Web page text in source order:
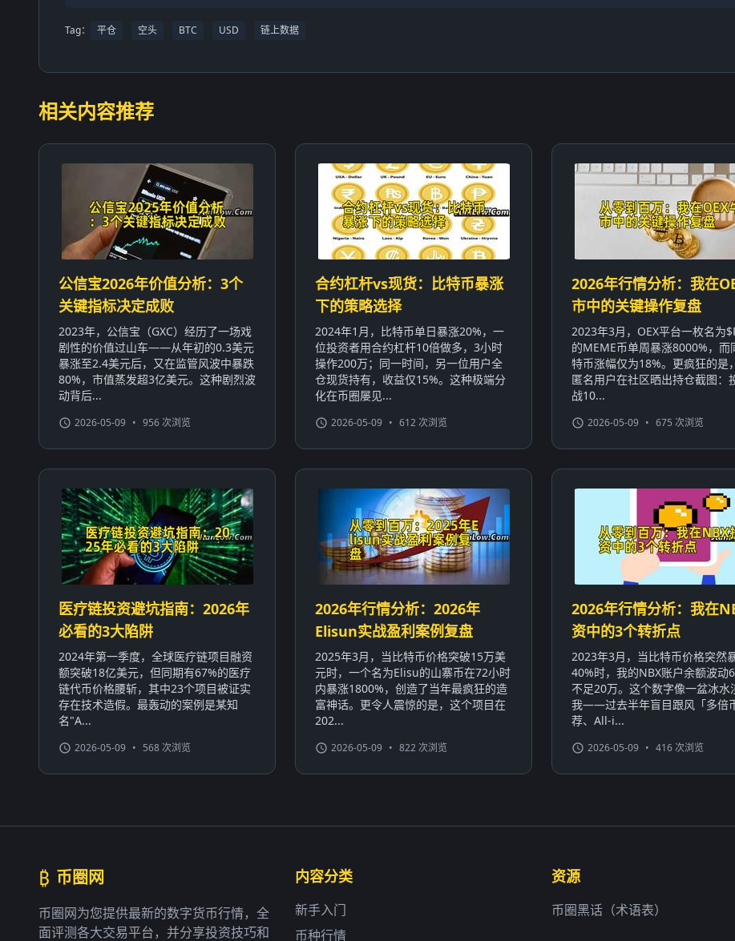
Tag： 平仓 空头 BTC USD 链上数据
相关内容推荐
公信宝2026年价值分析：3个
关键指标决定成败
2023年，公信宝（GXC）经历了一场戏
剧性的价值过山车——从年初的0.3美元
暴涨至2.4美元后，又在监管风波中暴跌
80%，市值蒸发超3亿美元。这种剧烈波
动背后...
2026-05-09 • 956 次浏览
合约杠杆vs现货：比特币暴涨
下的策略选择
2024年1月，比特币单日暴涨20%，一
位投资者用合约杠杆10倍做多，3小时
操作200万；同一时间，另一位用户全
仓现货持有，收益仅15%。这种极端分
化在币圈屡见...
2026-05-09 • 612 次浏览
2026年行情分析：我在
市中的关键操作复盘
2023年3月，OEX平台一枚名为
的MEME币单周暴涨8000%，而
特币涨幅仅为18%。更疯狂的是
匿名用户在社区晒出持仓截图：
战10...
2026-05-09 • 675 次浏览
医疗链投资避坑指南：2026年
必看的3大陷阱
2024年第一季度，全球医疗链项目融资
额突破18亿美元，但同期有67%的医疗
链代币价格腰斩，其中23个项目被证实
存在技术造假。最轰动的案例是某知
名"A...
2026-05-09 • 568 次浏览
2026年行情分析：2026年
Elisun实战盈利案例复盘
2025年3月，当比特币价格突破15万美
元时，一个名为Elisu的山寨币在72小时
内暴涨1800%，创造了当年最疯狂的造
富神话。更令人震惊的是，这个项目在
202...
2026-05-09 • 822 次浏览
2026年行情分析：我在
资中的3个转折点
2023年3月，当比特币价格突然
40%时，我的NBX账户余额波动
不足20万。这个数字像一盆冰水
我——过去半年盲目跟风「多倍
荐、All-i...
2026-05-09 • 416 次浏览
₿ 币圈网
币圈网为您提供最新的数字货币行情，全
面评测各大交易平台，并分享投资技巧和
内容分类
新手入门
币种行情
资源
币圈黑话（术语表）